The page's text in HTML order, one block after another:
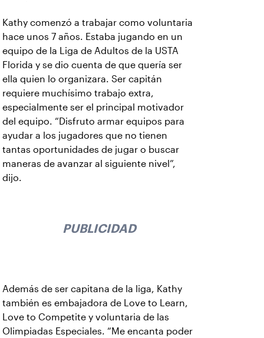
Kathy comenzó a trabajar como voluntaria
hace unos 7 años. Estaba jugando en un
equipo de la Liga de Adultos de la USTA
Florida y se dio cuenta de que quería ser
ella quien lo organizara. Ser capitán
requiere muchísimo trabajo extra,
especialmente ser el principal motivador
del equipo. “Disfruto armar equipos para
ayudar a los jugadores que no tienen
tantas oportunidades de jugar o buscar
maneras de avanzar al siguiente nivel”,
dijo.
PUBLICIDAD
Además de ser capitana de la liga, Kathy
también es embajadora de Love to Learn,
Love to Competite y voluntaria de las
Olimpiadas Especiales. “Me encanta poder